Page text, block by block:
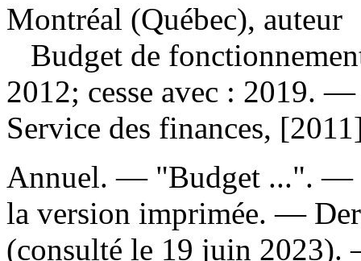
Montréal (Québec), auteur
Budget de
2012; cesse avec : 2019.
Service des finances,
Annuel. — "Budget ...". —
la version imprimée. —
(consulté le 19 juin